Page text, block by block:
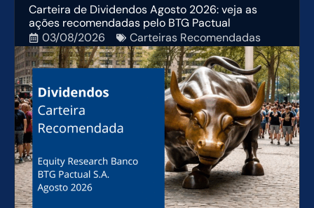
Carteira de Dividendos Agosto 2026: veja as
ações recomendadas pelo BTG Pactual
03/08/2026
Carteiras Recomendadas